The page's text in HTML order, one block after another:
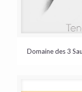
Domaine des 3